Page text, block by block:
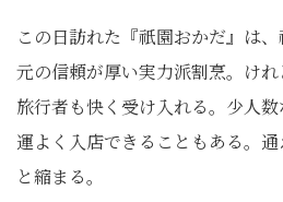
この日訪れた『祇園おかだ』は
元の信頼が厚い実力派割烹。け
旅行者も快く受け入れる。少人数
運よく入店できることもある。
と縮まる。